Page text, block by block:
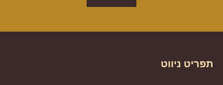
תפריט ניווט